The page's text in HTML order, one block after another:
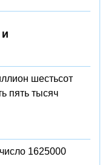
шестьсот
пять тысяч
1625000